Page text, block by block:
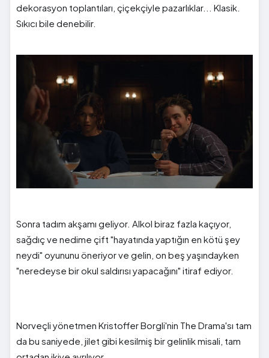
dekorasyon toplantıları, çiçekçiyle pazarlıklar... Klasik.
Sıkıcı bile denebilir.
Sonra tadım akşamı geliyor. Alkol biraz fazla kaçıyor,
sağdıç ve nedime çift "hayatında yaptığın en kötü şey
neydi" oyununu öneriyor ve gelin, on beş yaşındayken
"neredeyse bir okul saldırısı yapacağını" itiraf ediyor.
Norveçli yönetmen Kristoffer Borgli'nin The Drama'sı tam
da bu saniyede, jilet gibi kesilmiş bir gelinlik misali, tam